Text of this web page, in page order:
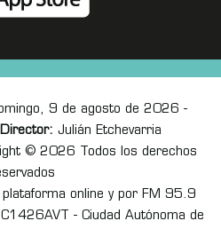
9 de agosto de 2026 -
Director: Julián Etchevarria
© 2026 Todos los derechos
plataforma online y por FM 95.9
- Ciudad Autónoma de